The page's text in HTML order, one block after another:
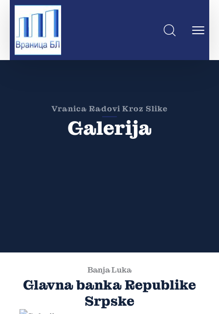
Vranica Radovi Kroz Slike
Galerija
Banja Luka
Glavna banka Republike
Srpske